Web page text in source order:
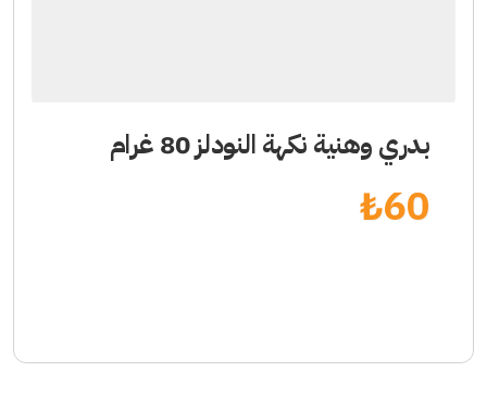
بدري وهنية نكهة النودلز 80 غرام
60
₺